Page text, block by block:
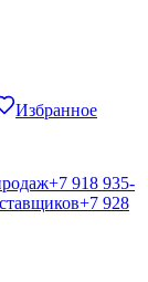
Избранное
+7 918 935-
+7 928